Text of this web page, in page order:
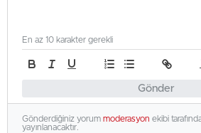
Gönder
En az 10 karakter gerekli
Gönderdiğiniz yorum moderasyon ekibi
yayınlanacaktır.